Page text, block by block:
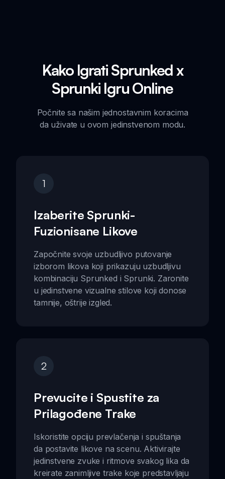
Kako Igrati Sprunked x
Sprunki Igru Online
Počnite sa našim jednostavnim koracima
da uživate u ovom jedinstvenom modu.
1
Izaberite Sprunki-
Fuzionisane Likove
Započnite svoje uzbudljivo putovanje
izborom likova koji prikazuju uzbudljivu
kombinaciju Sprunked i Sprunki. Zaronite
u jedinstvene vizualne stilove koji donose
tamnije, oštrije izgled.
2
Prevucite i Spustite za
Prilagođene Trake
Iskoristite opciju prevlačenja i spuštanja
da postavite likove na scenu. Aktivirajte
jedinstvene zvuke i ritmove svakog lika da
kreirate zanimljive trake koje predstavljaju